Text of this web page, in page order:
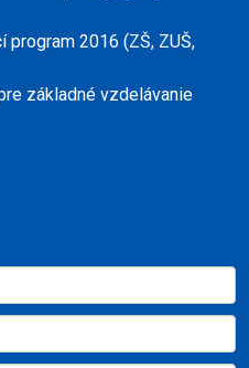
program 2016 (ZŠ, ZUŠ,
základné vzdelávanie